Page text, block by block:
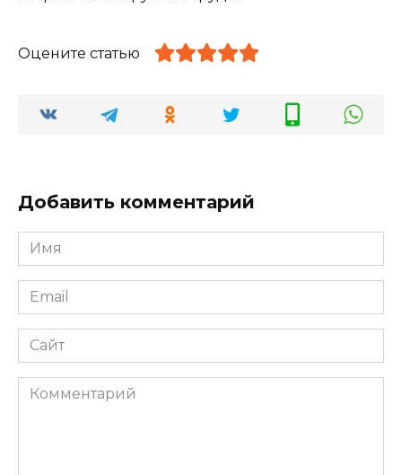
Оцените статью
Добавить комментарий
Имя
*
Email
*
Сайт
Комментарий